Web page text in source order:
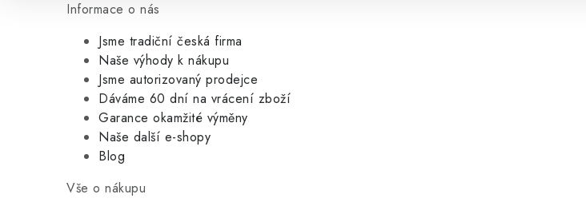
Informace o nás
Jsme tradiční česká firma
Naše výhody k nákupu
Jsme autorizovaný prodejce
Dáváme 60 dní na vrácení zboží
Garance okamžité výměny
Naše další e-shopy
Blog
Vše o nákupu